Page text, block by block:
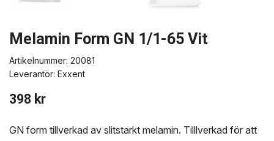
Melamin Form GN 1/1-65 Vit
Artikelnummer: 20081
Leverantör: Exxent
398 kr
GN form tillverkad av slitstarkt melamin. Tilllverkad för att